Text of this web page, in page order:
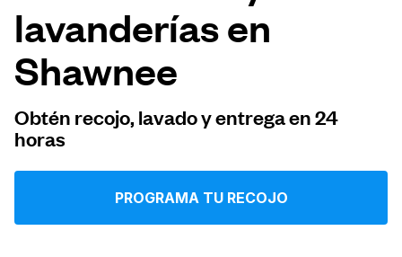
Quiénes somos
Iniciar sesión
lavanderías en
Shawnee
Obtén recojo, lavado y entrega en 24
horas
PROGRAMA TU RECOJO